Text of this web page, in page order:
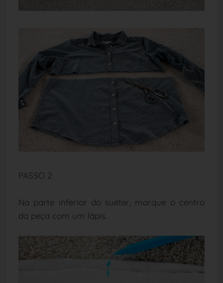
PASSO 2
Na parte inferior do suéter, marque o centro
da peça com um lápis.